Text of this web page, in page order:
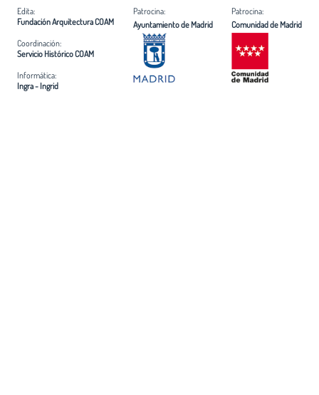
Edita:
Fundación Arquitectura COAM
Coordinación:
Servicio Histórico COAM
Informática:
Ingra - Ingrid
Patrocina:
Ayuntamiento de Madrid
Patrocina:
Comunidad de Madrid